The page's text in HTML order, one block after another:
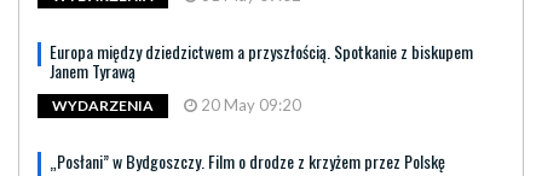
Europa między dziedzictwem a przyszłością. Spotkanie z biskupem
Janem Tyrawą
WYDARZENIA 20 May 09:20
„Posłani” w Bydgoszczy. Film o drodze z krzyżem przez Polskę